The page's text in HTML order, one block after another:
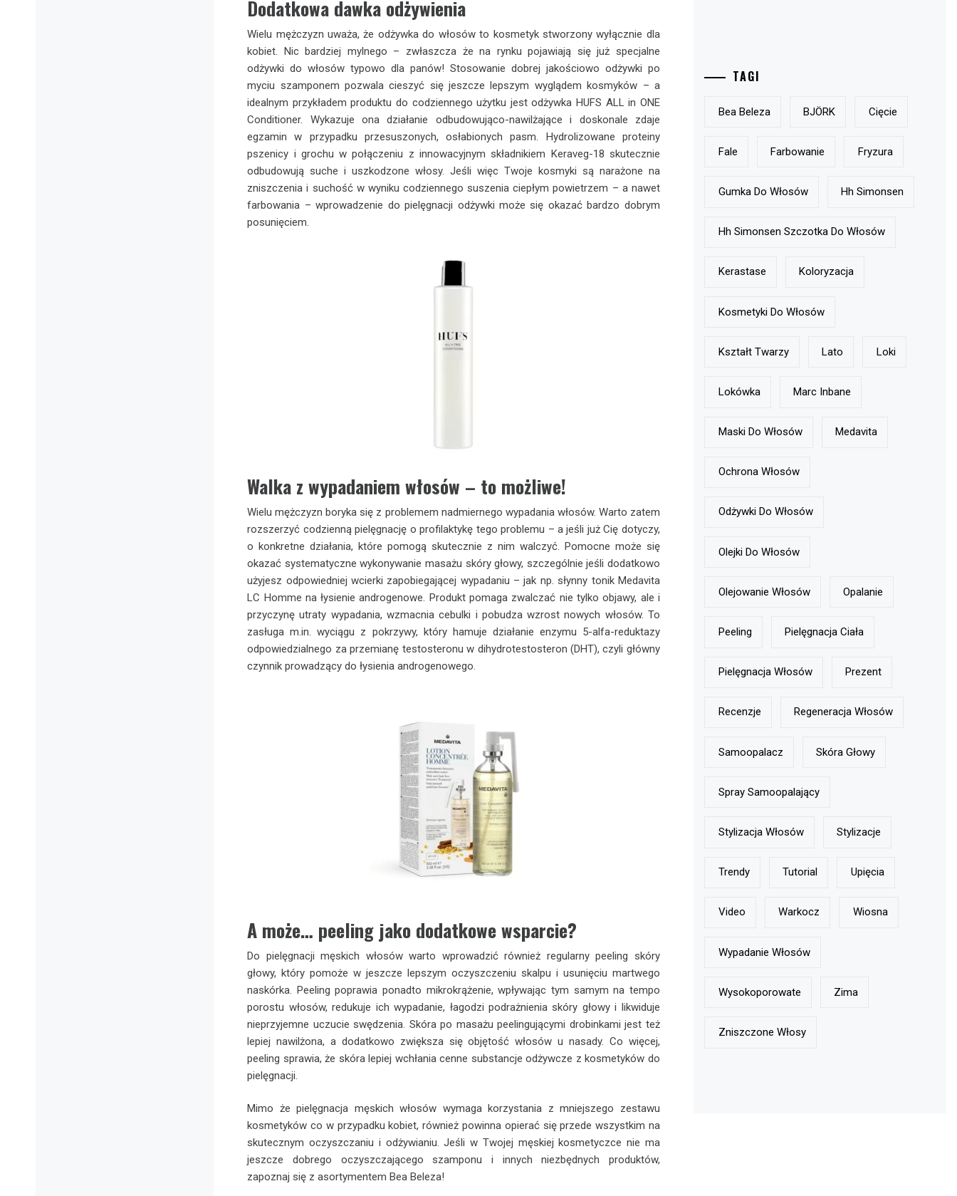
Dodatkowa dawka odżywienia
Wielu mężczyzn uważa, że odżywka do włosów to kosmetyk stworzony wyłącznie dla
kobiet. Nic bardziej mylnego – zwłaszcza że na rynku pojawiają się już specjalne
odżywki do włosów typowo dla panów! Stosowanie dobrej jakościowo odżywki po
myciu szamponem pozwala cieszyć się jeszcze lepszym wyglądem kosmyków – a
idealnym przykładem produktu do codziennego użytku jest odżywka HUFS ALL in ONE
Conditioner. Wykazuje ona działanie odbudowująco-nawilżające i doskonale zdaje
egzamin w przypadku przesuszonych, osłabionych pasm. Hydrolizowane proteiny
pszenicy i grochu w połączeniu z innowacyjnym składnikiem Keraveg-18 skutecznie
odbudowują suche i uszkodzone włosy. Jeśli więc Twoje kosmyki są narażone na
zniszczenia i suchość w wyniku codziennego suszenia ciepłym powietrzem – a nawet
farbowania – wprowadzenie do pielęgnacji odżywki może się okazać bardzo dobrym
posunięciem.
Walka z wypadaniem włosów – to możliwe!
Wielu mężczyzn boryka się z problemem nadmiernego wypadania włosów. Warto zatem
rozszerzyć codzienną pielęgnację o profilaktykę tego problemu – a jeśli już Cię dotyczy,
o konkretne działania, które pomogą skutecznie z nim walczyć. Pomocne może się
okazać systematyczne wykonywanie masażu skóry głowy, szczególnie jeśli dodatkowo
użyjesz odpowiedniej wcierki zapobiegającej wypadaniu – jak np. słynny tonik Medavita
LC Homme na łysienie androgenowe. Produkt pomaga zwalczać nie tylko objawy, ale i
przyczynę utraty wypadania, wzmacnia cebulki i pobudza wzrost nowych włosów. To
zasługa m.in. wyciągu z pokrzywy, który hamuje działanie enzymu 5-alfa-reduktazy
odpowiedzialnego za przemianę testosteronu w dihydrotestosteron (DHT), czyli główny
czynnik prowadzący do łysienia androgenowego.
A może… peeling jako dodatkowe wsparcie?
Do pielęgnacji męskich włosów warto wprowadzić również regularny peeling skóry
głowy, który pomoże w jeszcze lepszym oczyszczeniu skalpu i usunięciu martwego
naskórka. Peeling poprawia ponadto mikrokrążenie, wpływając tym samym na tempo
porostu włosów, redukuje ich wypadanie, łagodzi podrażnienia skóry głowy i likwiduje
nieprzyjemne uczucie swędzenia. Skóra po masażu peelingującymi drobinkami jest też
lepiej nawilżona, a dodatkowo zwiększa się objętość włosów u nasady. Co więcej,
peeling sprawia, że skóra lepiej wchłania cenne substancje odżywcze z kosmetyków do
pielęgnacji.
Mimo że pielęgnacja męskich włosów wymaga korzystania z mniejszego zestawu
kosmetyków co w przypadku kobiet, również powinna opierać się przede wszystkim na
skutecznym oczyszczaniu i odżywianiu. Jeśli w Twojej męskiej kosmetyczce nie ma
jeszcze dobrego oczyszczającego szamponu i innych niezbędnych produktów,
zapoznaj się z asortymentem Bea Beleza!
TAGI
Bea Beleza BJÖRK Cięcie
Fale Farbowanie Fryzura
Gumka Do Włosów Hh Simonsen
Hh Simonsen Szczotka Do Włosów
Kerastase Koloryzacja
Kosmetyki Do Włosów
Kształt Twarzy Lato Loki
Lokówka Marc Inbane
Maski Do Włosów Medavita
Ochrona Włosów
Odżywki Do Włosów
Olejki Do Włosów
Olejowanie Włosów Opalanie
Peeling Pielęgnacja Ciała
Pielęgnacja Włosów Prezent
Recenzje Regeneracja Włosów
Samoopalacz Skóra Głowy
Spray Samoopalający
Stylizacja Włosów Stylizacje
Trendy Tutorial Upięcia
Video Warkocz Wiosna
Wypadanie Włosów
Wysokoporowate Zima
Zniszczone Włosy